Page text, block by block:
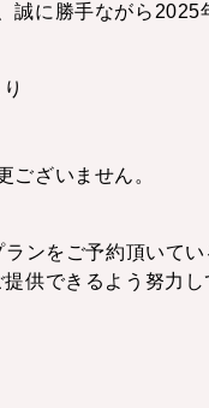
誠に勝手ながら
ございません。
ンをご予約頂いて
供できるよう努力